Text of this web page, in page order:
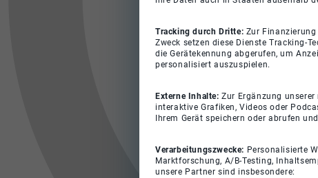
Tracking durch Dritte: Zur
Zweck setzen diese Dienste Tracking-
die Gerätekennung abgerufen, um
personalisiert auszuspielen.
Externe Inhalte:Zur Ergänzung
interaktive Grafiken, Videos oder
Ihrem Gerät speichern oder abrufen
Verarbeitungszwecke: Personalisierte
Marktforschung, A/B-Testing,
unsere Partner sind insbesondere: